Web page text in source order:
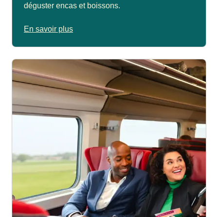
déguster encas et boissons.
En savoir plus